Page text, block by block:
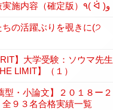
各高等学校の選抜実施内容（確定版）٩( ᐛ )و
の活躍ぶりを覗きに(੭
】大学受験：ソウマ先生
LIMIT】（１）
型・小論文】２０１８ー２
全９３名合格実績一覧